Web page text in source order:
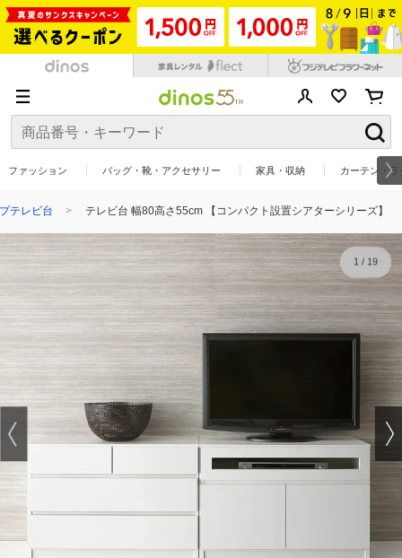
ファッション バッグ・靴・アクセサリー 家具・収納 カーテン・
テレビ台 テレビ台 幅80高さ55cm 【コンパクト設置シアターシリーズ】
1/ 19